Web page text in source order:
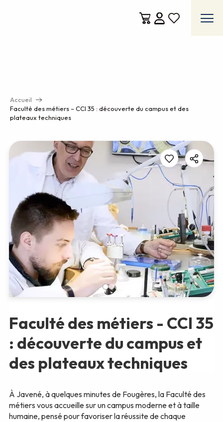
Accueil
Faculté des métiers – CCI 35 : découverte du campus et des
plateaux techniques